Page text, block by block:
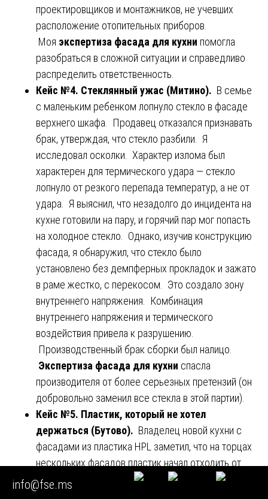
проектировщиков и монтажников, не учевших
расположение отопительных приборов.
Моя экспертиза фасада для кухни помогла
разобраться в сложной ситуации и справедливо
распределить ответственность.
Кейс №4. Стеклянный ужас (Митино). В семье
с маленьким ребенком лопнуло стекло в фасаде
верхнего шкафа. Продавец отказался признавать
брак, утверждая, что стекло разбили. Я
исследовал осколки. Характер излома был
характерен для термического удара — стекло
лопнуло от резкого перепада температур, а не от
удара. Я выяснил, что незадолго до инцидента на
кухне готовили на пару, и горячий пар мог попасть
на холодное стекло. Однако, изучив конструкцию
фасада, я обнаружил, что стекло было
установлено без демпферных прокладок и зажато
в раме жестко, с перекосом. Это создало зону
внутреннего напряжения. Комбинация
внутреннего напряжения и термического
воздействия привела к разрушению.
Производственный брак сборки был налицо.
Экспертиза фасада для кухни спасла
производителя от более серьезных претензий (он
добровольно заменил все стекла в этой партии).
Кейс №5. Пластик, который не хотел
держаться (Бутово). Владелец новой кухни с
фасадами из пластика HPL заметил, что на торцах
нескольких фасадов пластик начал отходить от
основы. Производитель уверял, что это могло
произойти из-за ударов или попадания воды на
info@fse.ms